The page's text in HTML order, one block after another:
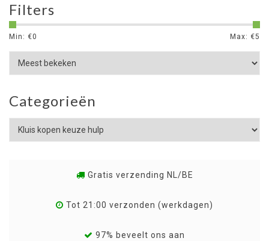
Filters
Min: €0 Max: €5
Categorieën
Gratis verzending NL/BE
Tot 21:00 verzonden (werkdagen)
97% beveelt ons aan